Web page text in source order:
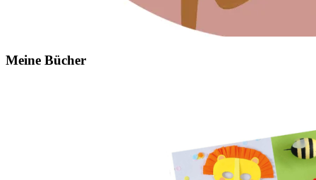
Meine Bücher